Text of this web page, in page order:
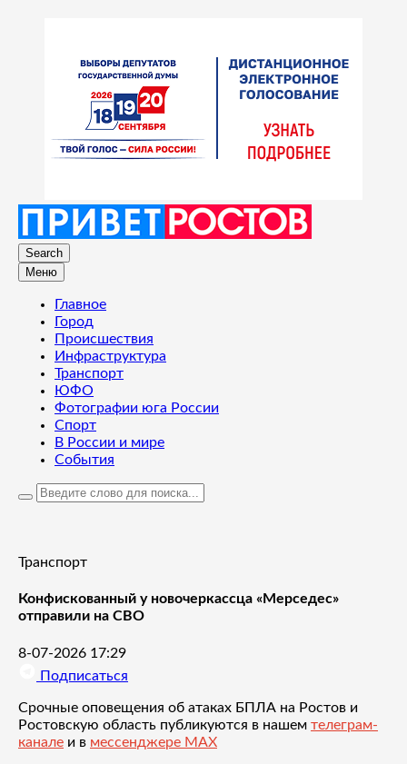
Search
Меню
Главное
Город
Происшествия
Инфраструктура
Транспорт
ЮФО
Фотографии юга России
Спорт
В России и мире
События
Транспорт
Конфискованный у новочеркассца «Мерседес»
отправили на СВО
8-07-2026 17:29
Подписаться
Срочные оповещения об атаках БПЛА на Ростов и
Ростовскую область публикуются в нашем телеграм-
канале и в мессенджере MAX